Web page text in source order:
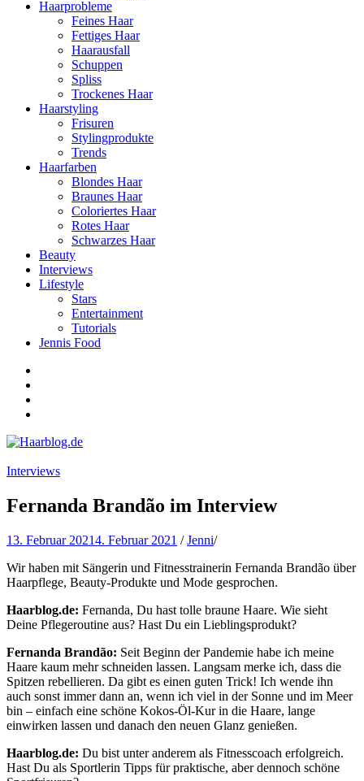
Haarprobleme
Feines Haar
Fettiges Haar
Haarausfall
Schuppen
Spliss
Trockenes Haar
Haarstyling
Frisuren
Stylingprodukte
Trends
Haarfarben
Blondes Haar
Braunes Haar
Coloriertes Haar
Rotes Haar
Schwarzes Haar
Beauty
Interviews
Lifestyle
Stars
Entertainment
Tutorials
Jennis Food
Haarblog.de
Haarpflege | Haarstyling | Beauty | Entertainment
Interviews
Fernanda Brandão im Interview
13. Februar 20214. Februar 2021 /Jenni/
Wir haben mit Sängerin und Fitnesstrainerin Fernanda Brandão über
Haarpflege, Beauty-Produkte und Mode gesprochen.
Haarblog.de: Fernanda, Du hast tolle braune Haare. Wie sieht
Deine Pflegeroutine aus? Hast Du ein Lieblingsprodukt?
Fernanda Brandão: Seit Beginn der Pandemie habe ich meine
Haare kaum mehr schneiden lassen. Langsam merke ich, dass die
Spitzen rebellieren. Da gibt es einen guten Trick! Ich wende ihn
auch sonst immer dann an, wenn ich viel in der Sonne und im Meer
bin – einfach eine schöne Kokos-Öl-Kur in die Haare, lange
einwirken lassen und danach den neuen Glanz genießen.
Haarblog.de: Du bist unter anderem als Fitnesscoach erfolgreich.
Hast Du als Sportlerin Tipps für praktische, aber dennoch schöne